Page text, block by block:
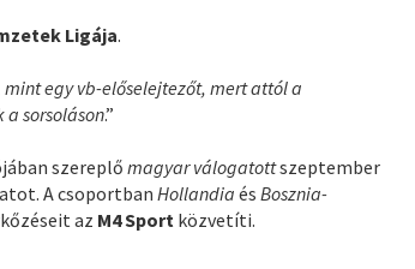
Ligája.
egy vb-előselejtezőt, mert attól a
sorsoláson.”
szereplőmagyar válogatottszeptember
A csoportbanHollandiaésBosznia-
az M4 Sport közvetíti.